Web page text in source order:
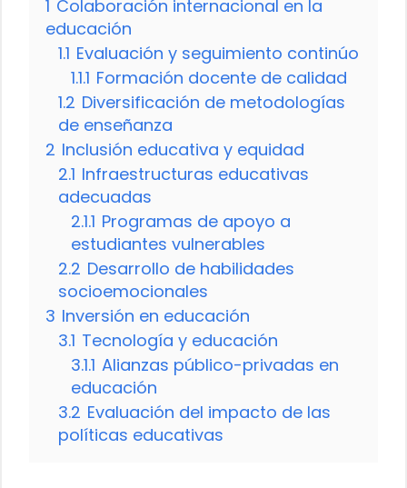
1 Colaboración internacional en la
educación
1.1 Evaluación y seguimiento continúo
1.1.1 Formación docente de calidad
1.2 Diversificación de metodologías
de enseñanza
2 Inclusión educativa y equidad
2.1 Infraestructuras educativas
adecuadas
2.1.1 Programas de apoyo a
estudiantes vulnerables
2.2 Desarrollo de habilidades
socioemocionales
3 Inversión en educación
3.1 Tecnología y educación
3.1.1 Alianzas público-privadas en
educación
3.2 Evaluación del impacto de las
políticas educativas